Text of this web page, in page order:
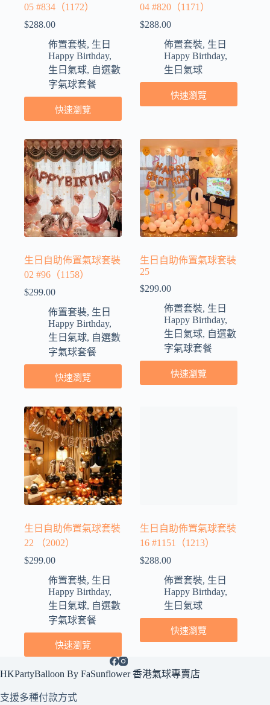
05 #834（1172）
$288.00
佈置套裝, 生日
Happy Birthday,
生日氣球, 自選數
字氣球套餐
快速瀏覽
04 #820（1171）
$288.00
佈置套裝, 生日
Happy Birthday,
生日氣球
快速瀏覽
生日自助佈置氣球套裝
02 #96（1158）
$299.00
佈置套裝, 生日
Happy Birthday,
生日氣球, 自選數
字氣球套餐
快速瀏覽
生日自助佈置氣球套裝
25
$299.00
佈置套裝, 生日
Happy Birthday,
生日氣球, 自選數
字氣球套餐
快速瀏覽
生日自助佈置氣球套裝
22 （2002）
$299.00
佈置套裝, 生日
Happy Birthday,
生日氣球, 自選數
字氣球套餐
快速瀏覽
生日自助佈置氣球套裝
16 #1151（1213）
$288.00
佈置套裝, 生日
Happy Birthday,
生日氣球
快速瀏覽
HKPartyBalloon By FaSunflower 香港氣球專賣店
支援多種付款方式